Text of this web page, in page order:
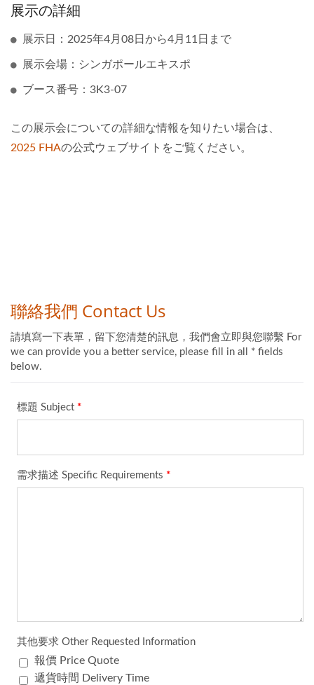
展示の詳細
展示日：2025年4月08日から4月11日まで
展示会場：シンガポールエキスポ
ブース番号：3K3-07
この展示会についての詳細な情報を知りたい場合は、
2025 FHAの公式ウェブサイトをご覧ください。